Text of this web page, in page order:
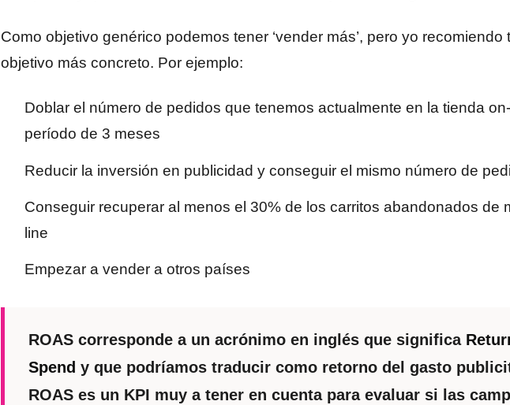
Como objetivo genérico podemos tener ‘vender más’, pero yo recomiendo
objetivo más concreto. Por ejemplo:
Doblar el número de pedidos que tenemos actualmente en la tienda
período de 3 meses
Reducir la inversión en publicidad y conseguir el mismo número de
Conseguir recuperar al menos el 30% de los carritos abandonados de
line
Empezar a vender a otros países
ROAS corresponde a un acrónimo en inglés que significa
Spend y que podríamos traducir como retorno del gasto
ROAS es un KPI muy a tener en cuenta para evaluar si las